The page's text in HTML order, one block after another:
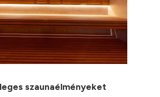
szaunaélményeket